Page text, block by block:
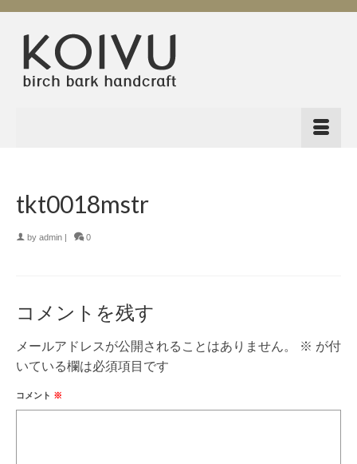
tkt0018mstr
by admin | 0
コメントを残す
メールアドレスが公開されることはありません。 ※ が付
いている欄は必須項目です
コメント ※